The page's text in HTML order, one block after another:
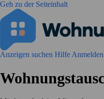
Geh zu der Seiteinhalt
Anzeigen suchen Hilfe Anmelden